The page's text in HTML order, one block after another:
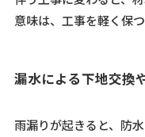
意味は、工事を軽く保
漏水による下地交換
雨漏りが起きると、防